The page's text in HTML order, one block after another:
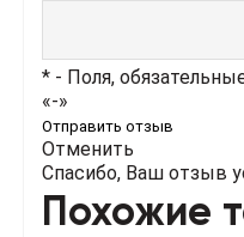
* - Поля,
«-»
Отправить отзыв
Отменить
Спасибо, Ваш отзыв
Похожие